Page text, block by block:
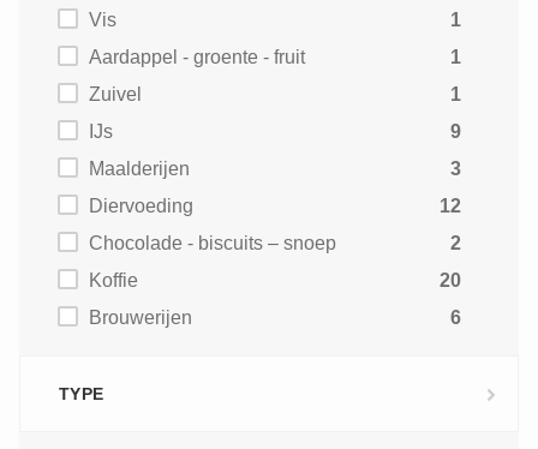
Vis
1
Aardappel - groente - fruit
1
Zuivel
1
IJs
9
Maalderijen
3
Diervoeding
12
Chocolade - biscuits – snoep
2
Koffie
20
Brouwerijen
6
TYPE